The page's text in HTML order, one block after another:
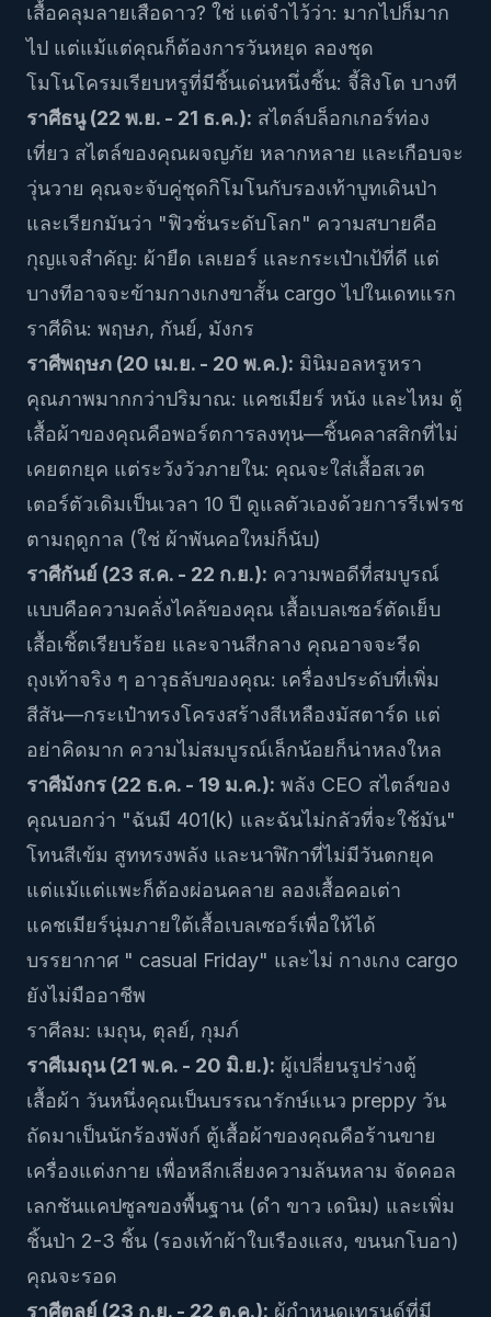
เสื้อคลุมลายเสือดาว? ใช่ แต่จำไว้ว่า: มากไปก็มาก
ไป แต่แม้แต่คุณก็ต้องการวันหยุด ลองชุด
โมโนโครมเรียบหรูที่มีชิ้นเด่นหนึ่งชิ้น: จี้สิงโต บางที
ราศีธนู (22 พ.ย. - 21 ธ.ค.): สไตล์บล็อกเกอร์ท่อง
เที่ยว สไตล์ของคุณผจญภัย หลากหลาย และเกือบจะ
วุ่นวาย คุณจะจับคู่ชุดกิโมโนกับรองเท้าบูทเดินป่า
และเรียกมันว่า "ฟิวชั่นระดับโลก" ความสบายคือ
กุญแจสำคัญ: ผ้ายืด เลเยอร์ และกระเป๋าเป้ที่ดี แต่
บางทีอาจจะข้ามกางเกงขาสั้น cargo ไปในเดทแรก
ราศีดิน: พฤษภ, กันย์, มังกร
ราศีพฤษภ (20 เม.ย. - 20 พ.ค.): มินิมอลหรูหรา
คุณภาพมากกว่าปริมาณ: แคชเมียร์ หนัง และไหม ตู้
เสื้อผ้าของคุณคือพอร์ตการลงทุน—ชิ้นคลาสสิกที่ไม่
เคยตกยุค แต่ระวังวัวภายใน: คุณจะใส่เสื้อสเวต
เตอร์ตัวเดิมเป็นเวลา 10 ปี ดูแลตัวเองด้วยการรีเฟรช
ตามฤดูกาล (ใช่ ผ้าพันคอใหม่ก็นับ)
ราศีกันย์ (23 ส.ค. - 22 ก.ย.): ความพอดีที่สมบูรณ์
แบบคือความคลั่งไคล้ของคุณ เสื้อเบลเซอร์ตัดเย็บ
เสื้อเชิ้ตเรียบร้อย และจานสีกลาง คุณอาจจะรีด
ถุงเท้าจริง ๆ อาวุธลับของคุณ: เครื่องประดับที่เพิ่ม
สีสัน—กระเป๋าทรงโครงสร้างสีเหลืองมัสตาร์ด แต่
อย่าคิดมาก ความไม่สมบูรณ์เล็กน้อยก็น่าหลงใหล
ราศีมังกร (22 ธ.ค. - 19 ม.ค.): พลัง CEO สไตล์ของ
คุณบอกว่า "ฉันมี 401(k) และฉันไม่กลัวที่จะใช้มัน"
โทนสีเข้ม สูททรงพลัง และนาฬิกาที่ไม่มีวันตกยุค
แต่แม้แต่แพะก็ต้องผ่อนคลาย ลองเสื้อคอเต่า
แคชเมียร์นุ่มภายใต้เสื้อเบลเซอร์เพื่อให้ได้
บรรยากาศ " casual Friday" และไม่ กางเกง cargo
ยังไม่มืออาชีพ
ราศีลม: เมถุน, ตุลย์, กุมภ์
ราศีเมถุน (21 พ.ค. - 20 มิ.ย.): ผู้เปลี่ยนรูปร่างตู้
เสื้อผ้า วันหนึ่งคุณเป็นบรรณารักษ์แนว preppy วัน
ถัดมาเป็นนักร้องพังก์ ตู้เสื้อผ้าของคุณคือร้านขาย
เครื่องแต่งกาย เพื่อหลีกเลี่ยงความล้นหลาม จัดคอล
เลกชันแคปซูลของพื้นฐาน (ดำ ขาว เดนิม) และเพิ่ม
ชิ้นป่า 2-3 ชิ้น (รองเท้าผ้าใบเรืองแสง, ขนนกโบอา)
คุณจะรอด
ราศีตุลย์ (23 ก.ย. - 22 ต.ค.): ผู้กำหนดเทรนด์ที่มี